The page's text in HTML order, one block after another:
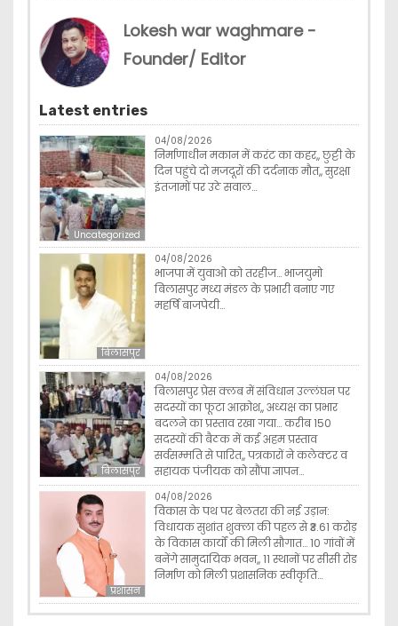
Lokesh war waghmare -
Founder/ Editor
Latest entries
Uncategorized
04/08/2026
निर्माणाधीन मकान में करंट का कहर,, छुट्टी के
दिन पहुंचे दो मजदूरों की दर्दनाक मौत,, सुरक्षा
इंतजामों पर उठे सवाल…
बिलासपुर
04/08/2026
भाजपा में युवाओ को तरहीज… भाजयुमो
बिलासपुर मध्य मंडल के प्रभारी बनाए गए
महर्षि बाजपेयी…
बिलासपुर
04/08/2026
बिलासपुर प्रेस क्लब में संविधान उल्लंघन पर
सदस्यों का फूटा आक्रोश,, अध्यक्ष का प्रभार
बदलने का प्रस्ताव रखा गया… करीब 150
सदस्यों की बैठक में कई अहम प्रस्ताव
सर्वसम्मति से पारित,, पत्रकारों ने कलेक्टर व
सहायक पंजीयक को सौंपा ज्ञापन…
प्रशासन
04/08/2026
विकास के पथ पर बेलतरा की नई उड़ान:
विधायक सुशांत शुक्ला की पहल से ₹3.61 करोड़
के विकास कार्यों की मिली सौगात… 10 गांवों में
बनेंगे सामुदायिक भवन,, 11 स्थानों पर सीसी रोड
निर्माण को मिली प्रशासनिक स्वीकृति…